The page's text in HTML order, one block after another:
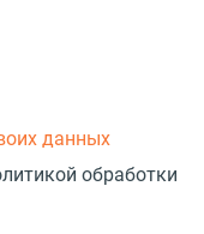
данных
обработки